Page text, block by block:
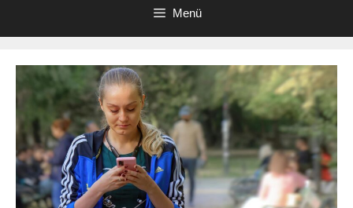
Menü